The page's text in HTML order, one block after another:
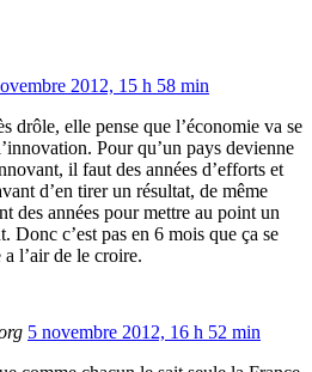
2012, 15 h 58 min
drôle, elle pense que l’économie va se
Pour qu’un pays devienne
il faut des années d’efforts et
d’en tirer un résultat, de même
des années pour mettre au point un
Donc c’est pas en 6 mois que ça se
l’air de le croire.
5 novembre 2012, 16 h 52 min